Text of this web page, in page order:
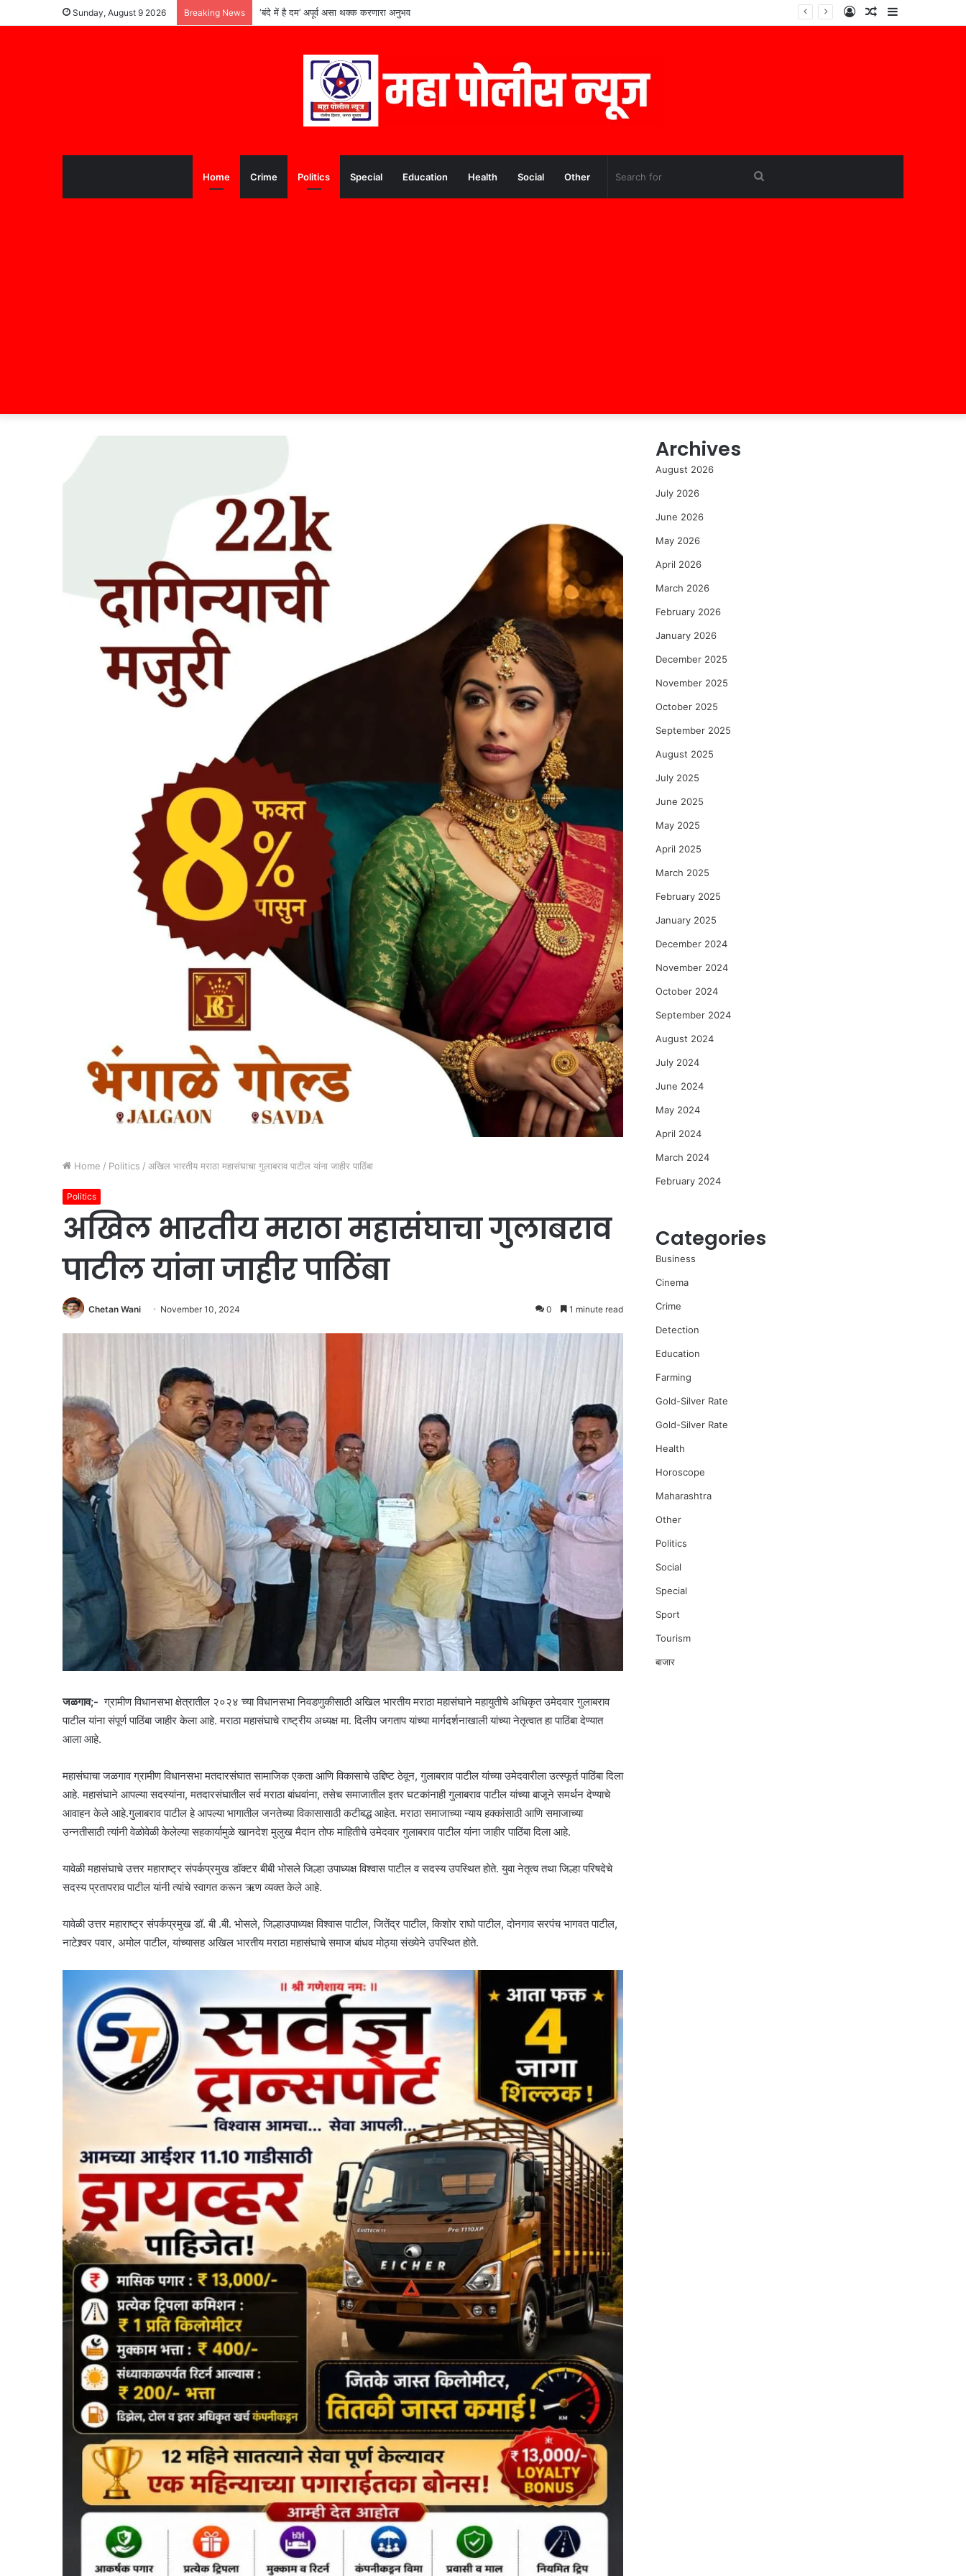
Sunday, August 9 2026 Breaking News ‘बंदे में है दम’ अपूर्व असा थक्क करणारा अनुभव Sidebar
Random
Log
Home Crime Politics Special Education Health Social Other
Home / Politics / अखिल भारतीय मराठा महासंघाचा गुलाबराव पाटील यांना जाहीर पाठिंबा
Politics
अखिल भारतीय मराठा महासंघाचा गुलाबराव
पाटील यांना जाहीर पाठिंबा
Chetan Wani November 10, 2024 0 1 minute read
जळगाव;- ग्रामीण विधानसभा क्षेत्रातील २०२४ च्या विधानसभा निवडणुकीसाठी अखिल भारतीय मराठा महासंघाने महायुतीचे अधिकृत उमेदवार गुलाबराव
पाटील यांना संपूर्ण पाठिंबा जाहीर केला आहे. मराठा महासंघाचे राष्ट्रीय अध्यक्ष मा. दिलीप जगताप यांच्या मार्गदर्शनाखाली यांच्या नेतृत्वात हा पाठिंबा देण्यात
आला आहे.
महासंघाचा जळगाव ग्रामीण विधानसभा मतदारसंघात सामाजिक एकता आणि विकासाचे उद्दिष्ट ठेवून, गुलाबराव पाटील यांच्या उमेदवारीला उत्स्फूर्त पाठिंबा दिला
आहे. महासंघाने आपल्या सदस्यांना, मतदारसंघातील सर्व मराठा बांधवांना, तसेच समाजातील इतर घटकांनाही गुलाबराव पाटील यांच्या बाजूने समर्थन देण्याचे
आवाहन केले आहे.गुलाबराव पाटील हे आपल्या भागातील जनतेच्या विकासासाठी कटीबद्ध आहेत. मराठा समाजाच्या न्याय हक्कांसाठी आणि समाजाच्या
उन्नतीसाठी त्यांनी वेळोवेळी केलेल्या सहकार्यामुळे खानदेश मुलुख मैदान तोफ माहितीचे उमेदवार गुलाबराव पाटील यांना जाहीर पाठिंबा दिला आहे.
यावेळी महासंघाचे उत्तर महाराष्ट्र संपर्कप्रमुख डॉक्टर बीबी भोसले जिल्हा उपाध्यक्ष विश्वास पाटील व सदस्य उपस्थित होते. युवा नेतृत्व तथा जिल्हा परिषदेचे
सदस्य प्रतापराव पाटील यांनी त्यांचे स्वागत करून ऋण व्यक्त केले आहे.
यावेळी उत्तर महाराष्ट्र संपर्कप्रमुख डॉ. बी .बी. भोसले, जिल्हाउपाध्यक्ष विश्वास पाटील, जितेंद्र पाटील, किशोर राघो पाटील, दोनगाव सरपंच भागवत पाटील,
नाटेश्र्वर पवार, अमोल पाटील, यांच्यासह अखिल भारतीय मराठा महासंघाचे समाज बांधव मोठ्या संख्येने उपस्थित होते.
Archives
August 2026
July 2026
June 2026
May 2026
April 2026
March 2026
February 2026
January 2026
December 2025
November 2025
October 2025
September 2025
August 2025
July 2025
June 2025
May 2025
April 2025
March 2025
February 2025
January 2025
December 2024
November 2024
October 2024
September 2024
August 2024
July 2024
June 2024
May 2024
April 2024
March 2024
February 2024
Categories
Business
Cinema
Crime
Detection
Education
Farming
Gold-Silver Rate
Gold-Silver Rate
Health
Horoscope
Maharashtra
Other
Politics
Social
Special
Sport
Tourism
बाजार